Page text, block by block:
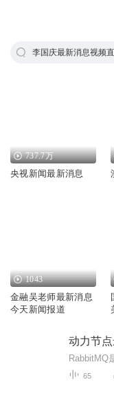
李国庆最新消息视频
737.7万
央视新闻最新消息
1043
金融吴老师最新消息
今天新闻报道
动力节
65